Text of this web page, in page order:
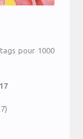
pour 1000